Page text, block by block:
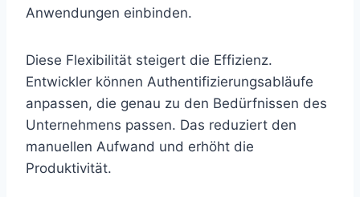
Anwendungen einbinden.
Diese Flexibilität steigert die Effizienz.
Entwickler können Authentifizierungsabläufe
anpassen, die genau zu den Bedürfnissen des
Unternehmens passen. Das reduziert den
manuellen Aufwand und erhöht die
Produktivität.